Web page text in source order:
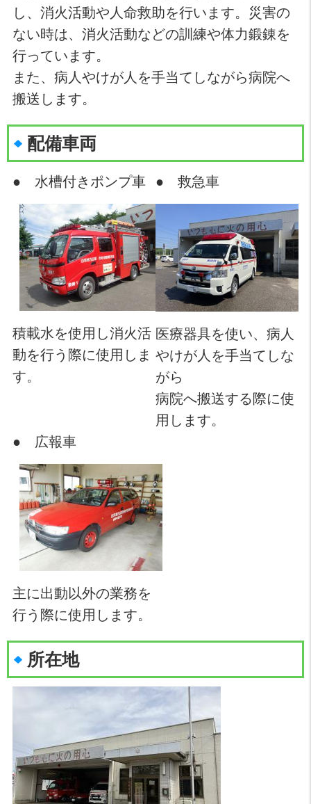
し、消火活動や人命救助を行います。災害の
ない時は、消火活動などの訓練や体力鍛錬を
行っています。
また、病人やけが人を手当てしながら病院へ
搬送します。
配備車両
● 水槽付きポンプ車
積載水を使用し消火活
動を行う際に使用しま
す。
● 救急車
医療器具を使い、病人
やけが人を手当てしな
がら
病院へ搬送する際に使
用します。
● 広報車
主に出動以外の業務を
行う際に使用します。
所在地